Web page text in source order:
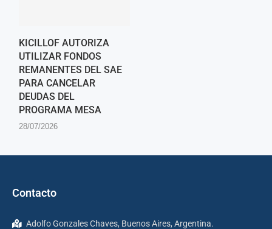
KICILLOF AUTORIZA
UTILIZAR FONDOS
REMANENTES DEL SAE
PARA CANCELAR
DEUDAS DEL
PROGRAMA MESA
28/07/2026
Contacto
Adolfo Gonzales Chaves, Buenos Aires, Argentina.